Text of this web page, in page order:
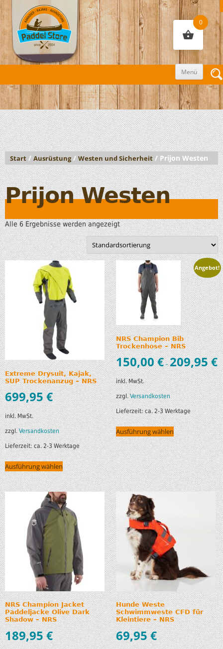
Menü
Zum
Inhalt
Start / Ausrüstung/ Westen und Sicherheit / Prijon Westen
Prijon Westen
Alle 6 Ergebnisse werden angezeigt
Extreme Drysuit, Kajak,
SUP Trockenanzug – NRS
699,95€
inkl. MwSt.
zzgl.Versandkosten
Lieferzeit:ca. 2-3 Werktage
Ausführung wählen
Angebot!
NRS Champion Bib
Trockenhose – NRS
150,00€–209,95€
inkl. MwSt.
zzgl.Versandkosten
Lieferzeit:ca. 2-3 Werktage
Ausführung wählen
NRS Champion Jacket
Paddeljacke Olive Dark
Shadow – NRS
189,95€
Hunde Weste
Schwimmweste CFD für
Kleintiere – NRS
69,95€
0